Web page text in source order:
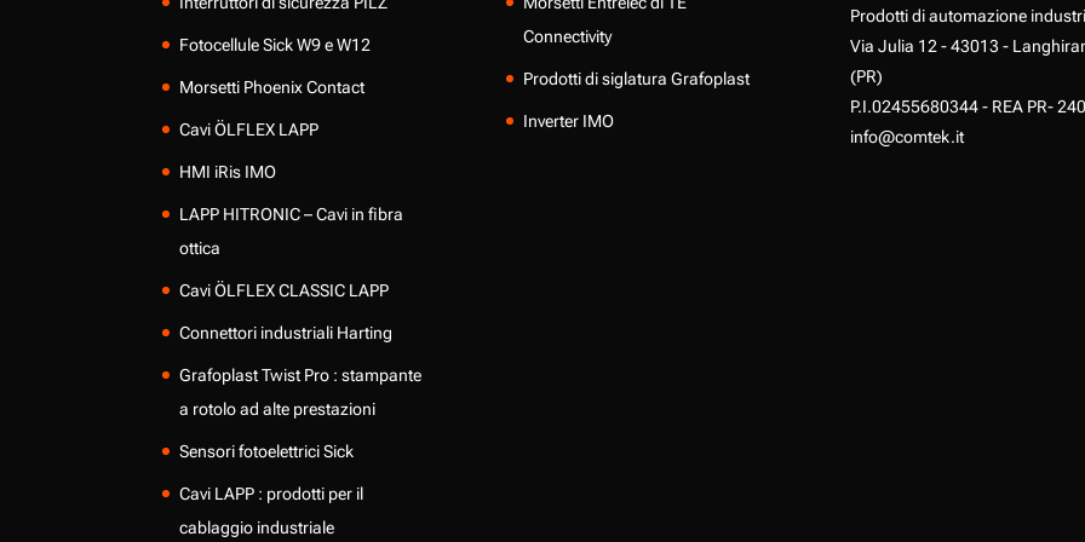
Fotocellule Sick W9 e W12
Morsetti Phoenix Contact
Cavi ÖLFLEX LAPP
HMI iRis IMO
LAPP HITRONIC – Cavi in fibra
ottica
Cavi ÖLFLEX CLASSIC LAPP
Connettori industriali Harting
Grafoplast Twist Pro : stampante
a rotolo ad alte prestazioni
Sensori fotoelettrici Sick
Cavi LAPP : prodotti per il
cablaggio industriale
Connectivity
Prodotti di siglatura Grafoplast
Inverter IMO
Prodotti di automazione
Via Julia 12 - 43013 -
(PR)
P.I.02455680344 - REA PR-
info@comtek.it